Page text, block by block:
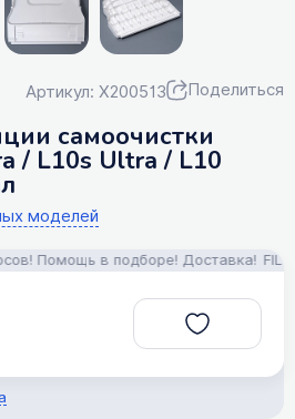
Артикул: X200513 Поделиться
самоочистки
/ L10s Ultra / L10
моделей
Помощь в подборе! Доставка!